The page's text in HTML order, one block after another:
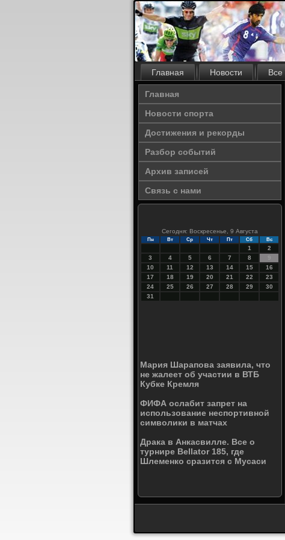
Главная Новости Все
Главная
Новости спорта
Достижения и рекорды
Разбор событий
Архив записей
Связь с нами
Сегодня: Воскресенье, 9 Августа
Пн Вт Ср Чт Пт Сб Вс
1
2
3
4 5 6 7 8
9
10
11 12 13 14 15
16
17
18 19 20 21 22
23
24
25 26 27 28 29
30
31
Мария Шарапова заявила, что
не жалеет об участии в ВТБ
Кубке Кремля
ФИФА ослабит запрет на
использование неспортивной
символики в матчах
Драка в Анкасвилле. Все о
турнире Bellator 185, где
Шлеменко сразится с Мусаси